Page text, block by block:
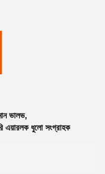
ভালভ,
এয়ারলক ধুলো সংগ্রাহক